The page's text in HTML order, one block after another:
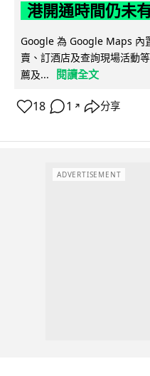
港開通時間仍未
Google 為 Google Maps 內
賣、訂酒店及查詢現場活動
薦及...
閱讀全文
18 1 ↗ 分享
ADVERTISEMENT